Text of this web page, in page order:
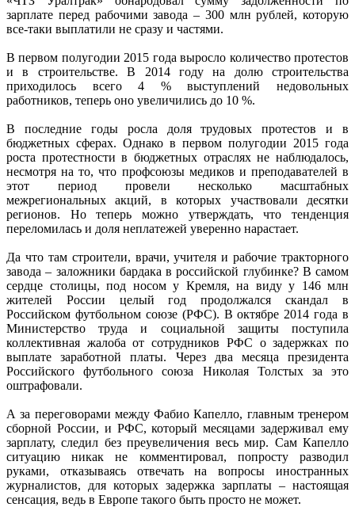
зарплате перед рабочими завода – 300 млн рублей, которую
все-таки выплатили не сразу и частями.
В первом полугодии 2015 года выросло количество протестов
и в строительстве. В 2014 году на долю строительства
приходилось всего 4 % выступлений недовольных
работников, теперь оно увеличились до 10 %.
В последние годы росла доля трудовых протестов и в
бюджетных сферах. Однако в первом полугодии 2015 года
роста протестности в бюджетных отраслях не наблюдалось,
несмотря на то, что профсоюзы медиков и преподавателей в
этот период провели несколько масштабных
межрегиональных акций, в которых участвовали десятки
регионов. Но теперь можно утверждать, что тенденция
переломилась и доля неплатежей уверенно нарастает.
Да что там строители, врачи, учителя и рабочие тракторного
завода – заложники бардака в российской глубинке? В самом
сердце столицы, под носом у Кремля, на виду у 146 млн
жителей России целый год продолжался скандал в
Российском футбольном союзе (РФС). В октябре 2014 года в
Министерство труда и социальной защиты поступила
коллективная жалоба от сотрудников РФС о задержках по
выплате заработной платы. Через два месяца президента
Российского футбольного союза Николая Толстых за это
оштрафовали.
А за переговорами между Фабио Капелло, главным тренером
сборной России, и РФС, который месяцами задерживал ему
зарплату, следил без преувеличения весь мир. Сам Капелло
ситуацию никак не комментировал, попросту разводил
руками, отказываясь отвечать на вопросы иностранных
журналистов, для которых задержка зарплаты – настоящая
сенсация, ведь в Европе такого быть просто не может.